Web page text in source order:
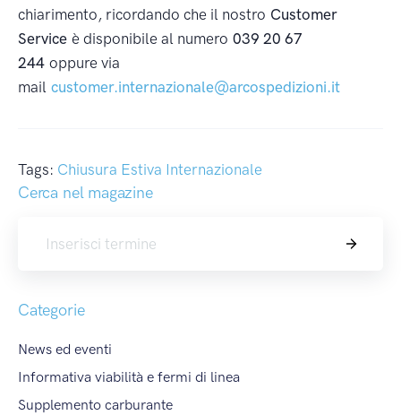
chiarimento, ricordando che il nostro Customer
Service è disponibile al numero 039 20 67
244 oppure via
mail customer.internazionale@arcospedizioni.it
Tags: Chiusura Estiva Internazionale
Cerca nel magazine
Cerca
Categorie
News ed eventi
Informativa viabilità e fermi di linea
Supplemento carburante